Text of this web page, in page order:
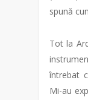
spună
Tot la
întrebat
Mi-au